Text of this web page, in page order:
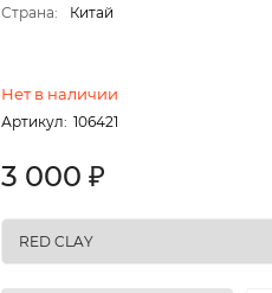
Страна:
Китай
Нет в наличии
Артикул: 106421
3 000 ₽